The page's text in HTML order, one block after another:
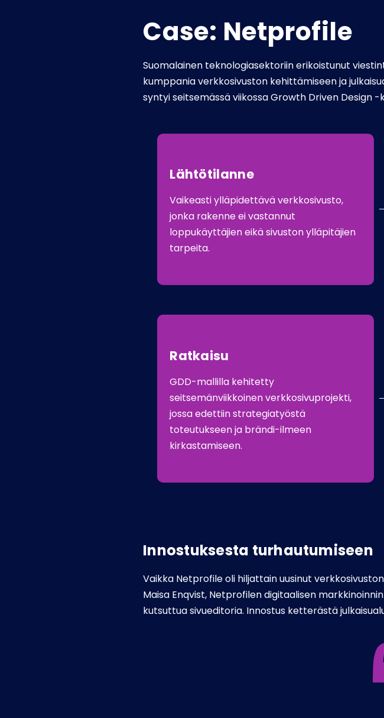
Case: Netprofile
Suomalainen teknologiasektoriin erikoistunut
kumppania verkkosivuston kehittämiseen ja
syntyi seitsemässä viikossa Growth Driven Design
Lähtötilanne
Vaikeasti ylläpidettävä verkkosivusto,
jonka rakenne ei vastannut
loppukäyttäjien eikä sivuston ylläpitäjien
tarpeita.
Ratkaisu
GDD-mallilla kehitetty
seitsemänviikkoinen verkkosivuprojekti,
jossa edettiin strategiatyöstä
toteutukseen ja brändi-ilmeen
kirkastamiseen.
Innostuksesta turhautumiseen
Vaikka Netprofile oli hiljattain uusinut
Maisa Enqvist, Netprofilen digitaalisen
kutsuttua sivueditoria. Innostus ketterästä